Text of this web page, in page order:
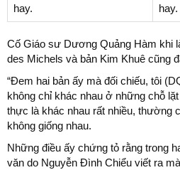
hay.
hay.
Cố Giáo sư Dương Quảng Hàm khi
des Michels và bản Kim Khuê cũng
“Đem hai bản ấy mà đối chiếu, tôi
không chỉ khác nhau ở những chỗ
thực là khác nhau rất nhiều, thường
không giống nhau.
Những điều ấy chứng tỏ rằng trong
văn do Nguyễn Đình Chiểu viết ra